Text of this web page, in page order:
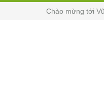
Chào mừng tới